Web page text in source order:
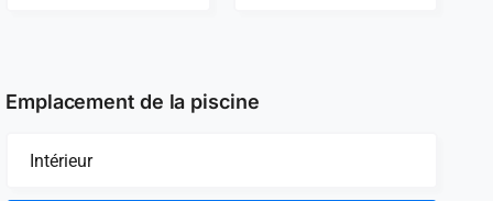
Emplacement de la piscine
Intérieur